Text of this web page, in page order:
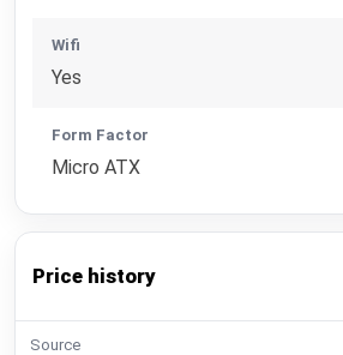
Wifi
Yes
Form Factor
Micro ATX
Price history
Source